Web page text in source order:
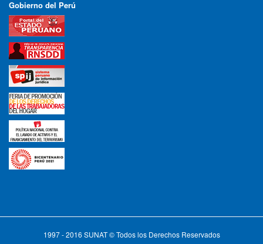
Gobierno del Perú
1997 - 2016 SUNAT © Todos los Derechos Reservados